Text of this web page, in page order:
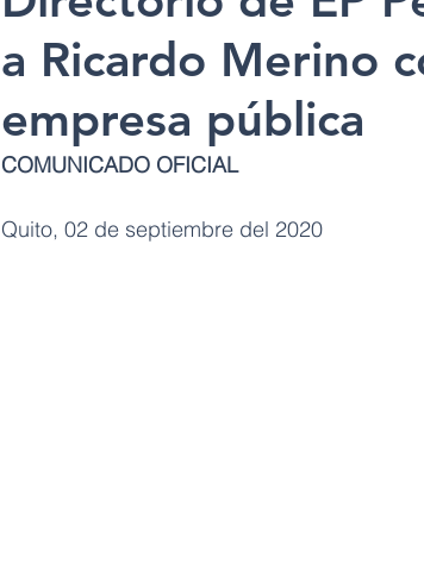
a Ricardo Merino
empresa pública
COMUNICADO OFICIAL
Quito, 02 de septiembre del 2020